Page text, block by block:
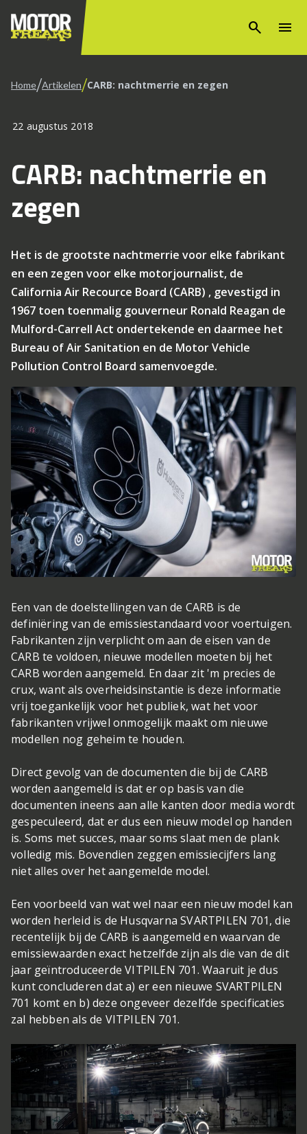
search menu
Home/Artikelen/CARB: nachtmerrie en zegen
22 augustus 2018
CARB: nachtmerrie en
zegen
Het is de grootste nachtmerrie voor elke fabrikant
en een zegen voor elke motorjournalist, de
California Air Recource Board (CARB) , gevestigd in
1967 toen toenmalig gouverneur Ronald Reagan de
Mulford-Carrell Act ondertekende en daarmee het
Bureau of Air Sanitation en de Motor Vehicle
Pollution Control Board samenvoegde.
Een van de doelstellingen van de CARB is de
definiëring van de emissiestandaard voor voertuigen.
Fabrikanten zijn verplicht om aan de eisen van de
CARB te voldoen, nieuwe modellen moeten bij het
CARB worden aangemeld. En daar zit 'm precies de
crux, want als overheidsinstantie is deze informatie
vrij toegankelijk voor het publiek, wat het voor
fabrikanten vrijwel onmogelijk maakt om nieuwe
modellen nog geheim te houden.
Direct gevolg van de documenten die bij de CARB
worden aangemeld is dat er op basis van die
documenten ineens aan alle kanten door media wordt
gespeculeerd, dat er dus een nieuw model op handen
is. Soms met succes, maar soms slaat men de plank
volledig mis. Bovendien zeggen emissiecijfers lang
niet alles over het aangemelde model.
Een voorbeeld van wat wel naar een nieuw model kan
worden herleid is de Husqvarna SVARTPILEN 701, die
recentelijk bij de CARB is aangemeld en waarvan de
emissiewaarden exact hetzelfde zijn als die van de dit
jaar geïntroduceerde VITPILEN 701. Waaruit je dus
kunt concluderen dat a) er een nieuwe SVARTPILEN
701 komt en b) deze ongeveer dezelfde specificaties
zal hebben als de VITPILEN 701.